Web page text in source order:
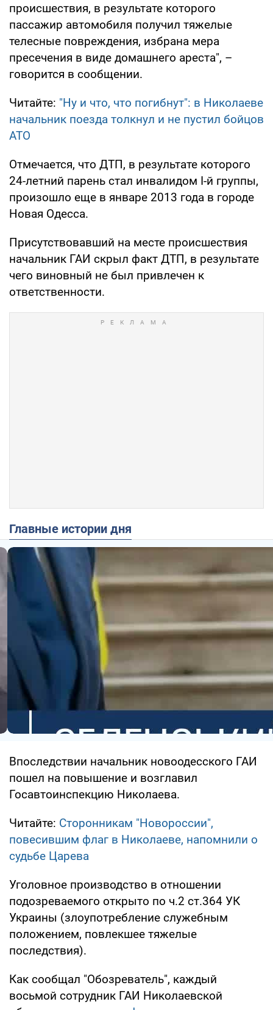
происшествия, в результате которого
пассажир автомобиля получил тяжелые
телесные повреждения, избрана мера
пресечения в виде домашнего ареста", –
говорится в сообщении.
Читайте: "Ну и что, что погибнут": в Николаеве
начальник поезда толкнул и не пустил бойцов
АТО
Отмечается, что ДТП, в результате которого
24-летний парень стал инвалидом I-й группы,
произошло еще в январе 2013 года в городе
Новая Одесса.
Присутствовавший на месте происшествия
начальник ГАИ скрыл факт ДТП, в результате
чего виновный не был привлечен к
ответственности.
Главные истории дня
Впоследствии начальник новоодесского ГАИ
пошел на повышение и возглавил
Госавтоинспекцию Николаева.
Читайте: Сторонникам "Новороссии",
повесившим флаг в Николаеве, напомнили о
судьбе Царева
Уголовное производство в отношении
подозреваемого открыто по ч.2 ст.364 УК
Украины (злоупотребление служебным
положением, повлекшее тяжелые
последствия).
Как сообщал "Обозреватель", каждый
восьмой сотрудник ГАИ Николаевской